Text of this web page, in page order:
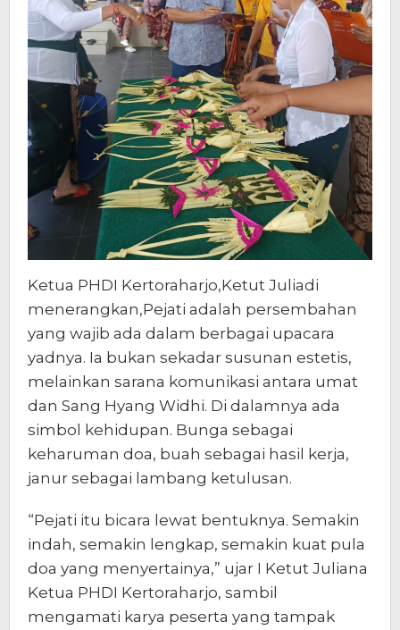
Ketua PHDI Kertoraharjo,Ketut Juliadi
menerangkan,Pejati adalah persembahan
yang wajib ada dalam berbagai upacara
yadnya. Ia bukan sekadar susunan estetis,
melainkan sarana komunikasi antara umat
dan Sang Hyang Widhi. Di dalamnya ada
simbol kehidupan. Bunga sebagai
keharuman doa, buah sebagai hasil kerja,
janur sebagai lambang ketulusan.
“Pejati itu bicara lewat bentuknya. Semakin
indah, semakin lengkap, semakin kuat pula
doa yang menyertainya,” ujar I Ketut Juliana
Ketua PHDI Kertoraharjo, sambil
mengamati karya peserta yang tampak